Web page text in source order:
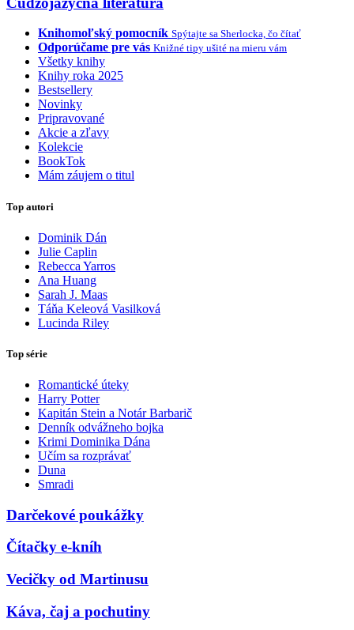
Knihomoľský pomocník Spýtajte sa Sherlocka, čo čítať
Odporúčame pre vás Knižné tipy ušité na mieru vám
Všetky knihy
Knihy roka 2025
Bestsellery
Novinky
Pripravované
Akcie a zľavy
Kolekcie
BookTok
Mám záujem o titul
Top autori
Dominik Dán
Julie Caplin
Rebecca Yarros
Ana Huang
Sarah J. Maas
Táňa Keleová Vasilková
Lucinda Riley
Top série
Romantické úteky
Harry Potter
Kapitán Stein a Notár Barbarič
Denník odvážneho bojka
Krimi Dominika Dána
Učím sa rozprávať
Duna
Smradi
Darčekové poukážky
Čítačky e-kníh
Vecičky od Martinusu
Káva, čaj a pochutiny